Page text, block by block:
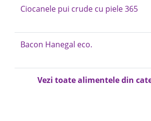
Ciocanele pui crude cu piele 365
Bacon Hanegal eco.
Vezi toate alimentele din